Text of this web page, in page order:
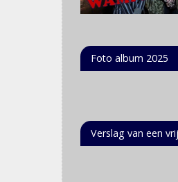
Foto album 2025
Verslag van een